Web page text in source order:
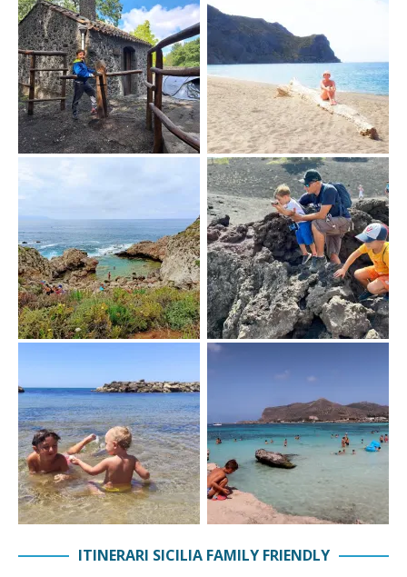
ITINERARI SICILIA FAMILY FRIENDLY